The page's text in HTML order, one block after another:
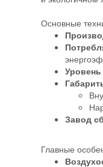
Основные
Завод
Главные